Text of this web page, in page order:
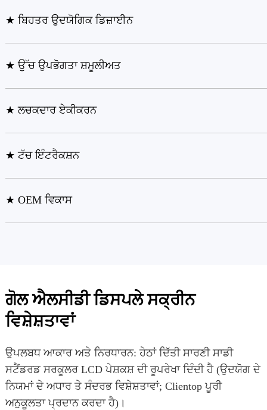
★ ਬਿਹਤਰ ਉਦਯੋਗਿਕ ਡਿਜ਼ਾਈਨ
★ ਉੱਚ ਉਪਭੋਗਤਾ ਸ਼ਮੂਲੀਅਤ
★ ਲਚਕਦਾਰ ਏਕੀਕਰਨ
★ ਟੱਚ ਇੰਟਰੈਕਸ਼ਨ
★ OEM ਵਿਕਾਸ
ਗੋਲ ਐਲਸੀਡੀ ਡਿਸਪਲੇ ਸਕ੍ਰੀਨ
ਵਿਸ਼ੇਸ਼ਤਾਵਾਂ
ਉਪਲਬਧ ਆਕਾਰ ਅਤੇ ਨਿਰਧਾਰਨ: ਹੇਠਾਂ ਦਿੱਤੀ ਸਾਰਣੀ ਸਾਡੀ
ਸਟੈਂਡਰਡ ਸਰਕੂਲਰ LCD ਪੇਸ਼ਕਸ਼ ਦੀ ਰੂਪਰੇਖਾ ਦਿੰਦੀ ਹੈ (ਉਦਯੋਗ ਦੇ
ਨਿਯਮਾਂ ਦੇ ਅਧਾਰ ਤੇ ਸੰਦਰਭ ਵਿਸ਼ੇਸ਼ਤਾਵਾਂ; Clientop ਪੂਰੀ
ਅਨੁਕੂਲਤਾ ਪ੍ਰਦਾਨ ਕਰਦਾ ਹੈ)।